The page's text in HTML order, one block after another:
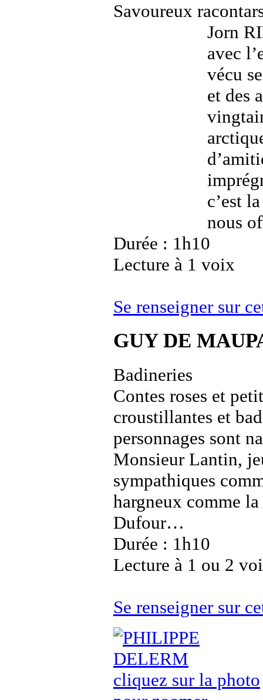
Savoureux
Jorn
avec
vécu
et des
c’est
nous
Durée : 1h10
Lecture à 1 voix
Se renseigner sur
GUY DE
Badineries
Contes roses et
croustillantes et
personnages sont
Monsieur Lantin,
sympathiques
hargneux comme
Dufour…
Durée : 1h10
Lecture à 1 ou 2
Se renseigner sur
cliquez sur la photo